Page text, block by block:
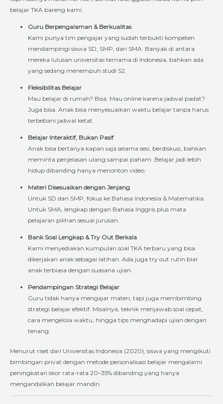
belajar TKA bareng kami:
Guru Berpengalaman & Berkualitas
Kami punya tim pengajar yang sudah terbukti kompeten
mendampingi siswa SD, SMP, dan SMA. Banyak di antara
mereka lulusan universitas ternama di Indonesia, bahkan ada
yang sedang menempuh studi S2.
Fleksibilitas Belajar
Mau belajar di rumah? Bisa. Mau online karena jadwal padat?
Juga bisa. Anak bisa menyesuaikan waktu belajar tanpa harus
terbebani jadwal ketat.
Belajar Interaktif, Bukan Pasif
Anak bisa bertanya kapan saja selama sesi, berdiskusi, bahkan
meminta penjelasan ulang sampai paham. Belajar jadi lebih
hidup dibanding hanya menonton video.
Materi Disesuaikan dengan Jenjang
Untuk SD dan SMP, fokus ke Bahasa Indonesia & Matematika.
Untuk SMA, lengkap dengan Bahasa Inggris plus mata
pelajaran pilihan sesuai jurusan.
Bank Soal Lengkap & Try Out Berkala
Kami menyediakan kumpulan soal TKA terbaru yang bisa
dikerjakan anak sebagai latihan. Ada juga try out rutin biar
anak terbiasa dengan suasana ujian.
Pendampingan Strategi Belajar
Guru tidak hanya mengajar materi, tapi juga membimbing
strategi belajar efektif. Misalnya, teknik menjawab soal cepat,
cara mengelola waktu, hingga tips menghadapi ujian dengan
tenang.
Menurut riset dari Universitas Indonesia (2020), siswa yang mengikuti
bimbingan privat dengan metode personalisasi belajar mengalami
peningkatan skor rata-rata 20–35% dibanding yang hanya
mengandalkan belajar mandiri.